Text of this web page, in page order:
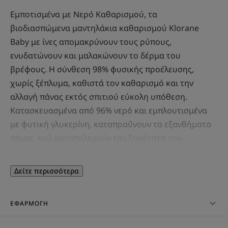
Εμποτισμένα με Νερό Καθαρισμού, τα
βιοδιασπώμενα μαντηλάκια καθαρισμού Klorane
Baby με ίνες απομακρύνουν τους ρύπους,
ενυδατώνουν και μαλακώνουν το δέρμα του
βρέφους. Η σύνθεση 98% φυσικής προέλευσης,
χωρίς ξέπλυμα, καθιστά τον καθαρισμό και την
αλλαγή πάνας εκτός σπιτιού εύκολη υπόθεση.
Κατασκευασμένα από 96% νερό και εμπλουτισμένα
με φυτική γλυκερίνη, καταπραΰνουν τα εξανθήματα
ενυδατωμένη χωρίς κολλώδη υπολείμματα.
Προστασία από την αφυδάτωση*, για μια στιγμή
Δοκιμασμένα υπό παιδιατρική επίβλεψη, είναι καλά
Δείτε περισσότερα
ΕΦΑΡΜΟΓΉ